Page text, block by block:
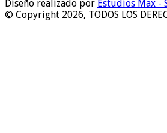
Diseño realizado por Estudios Max -
© Copyright 2026, TODOS LOS